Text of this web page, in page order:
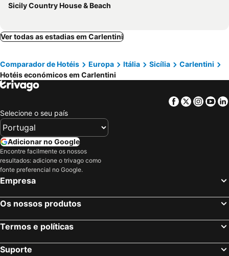
Sicily Country House & Beach
Ver todas as estadias em Carlentini
Comparador de Hotéis Europa Itália Sicília
Carlentini
Hotéis económicos em Carlentini
Facebook
Twitter
Selecione o seu país
Adicionar no Google
Encontre facilmente os nossos
resultados: adicione o trivago como
fonte preferencial no Google.
Empresa
Os nossos produtos
Termos e políticas
Suporte